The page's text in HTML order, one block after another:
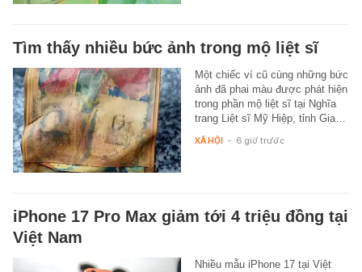
Tìm thấy nhiều bức ảnh trong mộ liệt sĩ
Một chiếc ví cũ cùng những bức
ảnh đã phai màu được phát hiện
trong phần mộ liệt sĩ tại Nghĩa
trang Liệt sĩ Mỹ Hiệp, tỉnh Gia…
XÃ HỘI - 6 giờ trước
iPhone 17 Pro Max giảm tới 4 triệu đồng tại
Việt Nam
Nhiều mẫu iPhone 17 tại Việt